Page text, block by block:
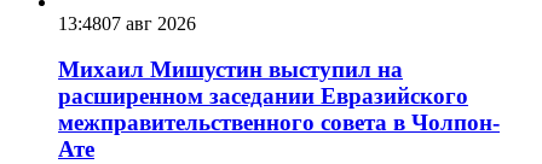
13:4807 авг 2026
Михаил Мишустин выступил на
расширенном заседании Евразийского
межправительственного совета в Чолпон-
Ате